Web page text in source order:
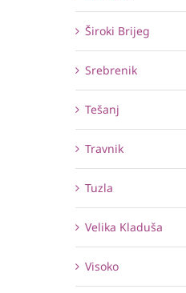
Široki Brijeg
Srebrenik
Tešanj
Travnik
Tuzla
Velika Kladuša
Visoko